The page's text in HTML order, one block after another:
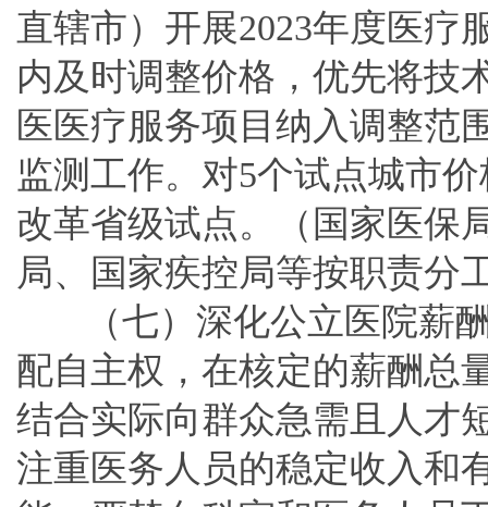
直辖市）开展2023年度医疗
内及时调整价格，优先将技
医医疗服务项目纳入调整范
监测工作。对5个试点城市
改革省级试点。（国家医保
局、国家疾控局等按职责分
（七）深化公立医院薪
配自主权，在核定的薪酬总
结合实际向群众急需且人才
注重医务人员的稳定收入和